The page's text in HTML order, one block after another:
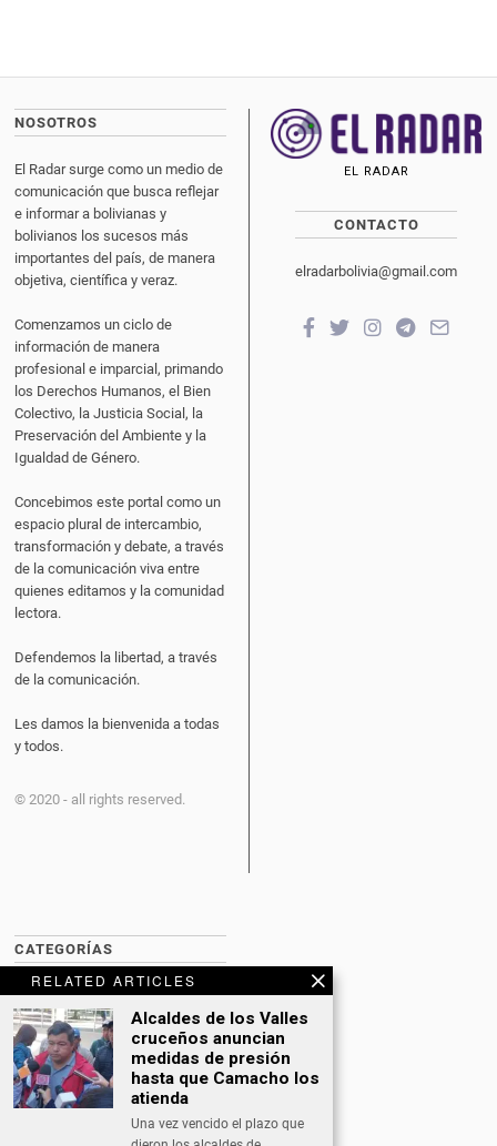
RELATED ARTICLES
Alcaldes de los Valles
cruceños anuncian
medidas de presión
hasta que Camacho los
atienda
Una vez vencido el plazo que
NOSOTROS
El Radar surge como un medio de
comunicación que busca reflejar
e informar a bolivianas y
bolivianos los sucesos más
importantes del país, de manera
objetiva, científica y veraz.
Comenzamos un ciclo de
información de manera
profesional e imparcial, primando
los Derechos Humanos, el Bien
Colectivo, la Justicia Social, la
Preservación del Ambiente y la
Igualdad de Género.
Concebimos este portal como un
espacio plural de intercambio,
transformación y debate, a través
de la comunicación viva entre
quienes editamos y la comunidad
lectora.
Defendemos la libertad, a través
de la comunicación.
Les damos la bienvenida a todas
y todos.
© 2020 - all rights reserved.
EL RADAR
CONTACTO
elradarbolivia@gmail.com
CATEGORÍAS
BITCOIN NEWS
CULTURA
DATING
DEPORTES